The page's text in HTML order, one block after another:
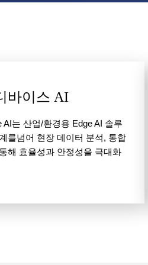
바이스 AI
는 산업/환경용 Edge AI 솔루
를넘어 현장 데이터 분석, 통합
해 효율성과 안정성을 극대화